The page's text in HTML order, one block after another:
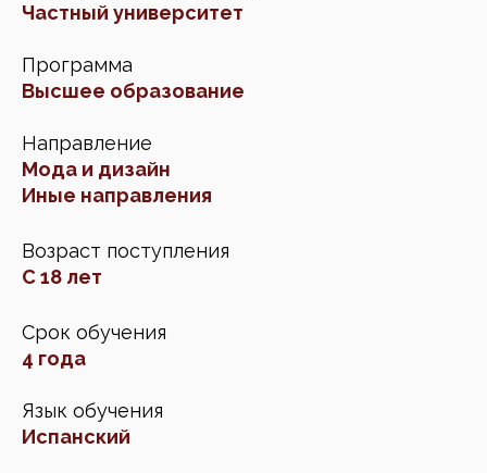
Частный университет
Программа
Высшее образование
Направление
Мода и дизайн
Иные направления
Возраст поступления
С 18 лет
Срок обучения
4 года
Язык обучения
Испанский